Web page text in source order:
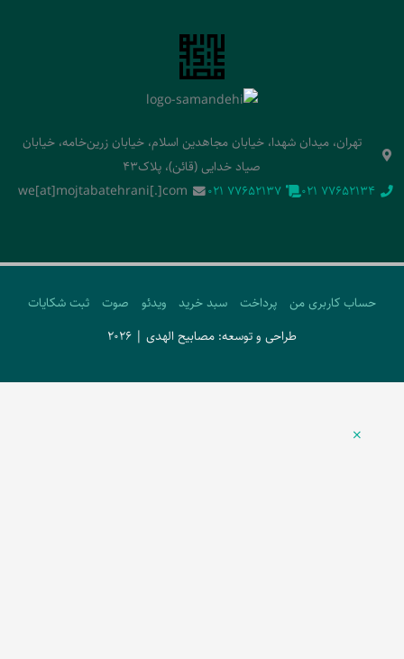
تهران، میدان شهدا، خیابان مجاهدین اسلام، خیابان زرین‌خامه، خیابان
صیاد خدایی (قائن)، پلاک43
‭021 77652134‬
‭021 77652137‬
we[at]mojtabatehrani[.]com
حساب کاربری من پرداخت سبد خرید ویدئو صوت
ثبت شکایات
طراحی و توسعه: مصابیح الهدی | 2026